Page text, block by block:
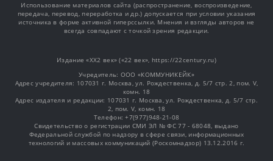
Использование материалов сайта (распространение, воспроизведение,
передача, перевод, переработка и др.) допускается при условии указания
источника в форме активной гиперссылки. Мнения и взгляды авторов не
всегда совпадают с точкой зрения редакции.
Издание «XX2 век» («22 век», https://22century.ru)
Учредитель: OOO «КОММУНИКЕЙК»
Адрес учредителя: 107031 г. Москва, ул. Рождественка, д. 5/7 стр. 2, пом. V,
комн. 18
Адрес издателя и редакции: 107031 г. Москва, ул. Рождественка, д. 5/7 стр.
2, пом. V, комн. 18
Телефон: +7(977)948-21-08
Свидетельство о регистрации СМИ ЭЛ № ФС 77 - 68048, выдано
Федеральной службой по надзору в сфере связи, информационных
технологий и массовых коммуникаций (Роскомнадзор) 13.12.2016 г.